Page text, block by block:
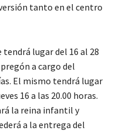
tanto en el centro
lugar del 16 al 28
a cargo del
El mismo tendrá lugar
16 a las 20.00 horas.
la reina infantil y
a la entrega del